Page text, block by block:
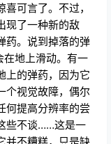
视觉故障，偶尔
提高分辨率的尝
些不谈……这是一
并不糟糕，只是缺
的VR游戏，它仍
那么当遇到这些缺
，但这些缺陷并不